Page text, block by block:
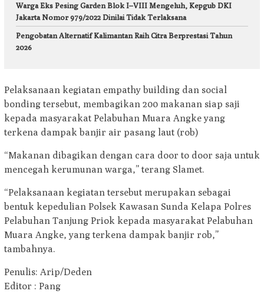
Warga Eks Pesing Garden Blok I–VIII Mengeluh, Kepgub DKI
Jakarta Nomor 979/2022 Dinilai Tidak Terlaksana
Pengobatan Alternatif Kalimantan Raih Citra Berprestasi Tahun
2026
Pelaksanaan kegiatan empathy building dan social
bonding tersebut, membagikan 200 makanan siap saji
kepada masyarakat Pelabuhan Muara Angke yang
terkena dampak banjir air pasang laut (rob)
“Makanan dibagikan dengan cara door to door saja untuk
mencegah kerumunan warga,” terang Slamet.
“Pelaksanaan kegiatan tersebut merupakan sebagai
bentuk kepedulian Polsek Kawasan Sunda Kelapa Polres
Pelabuhan Tanjung Priok kepada masyarakat Pelabuhan
Muara Angke, yang terkena dampak banjir rob,”
tambahnya.
Penulis: Arip/Deden
Editor : Pang